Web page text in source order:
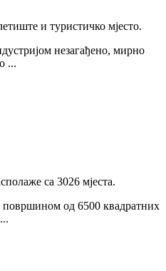
и туристичко мјесто.
незагађено, мирно
...
са 3026 мјеста.
од 6500 квадратних